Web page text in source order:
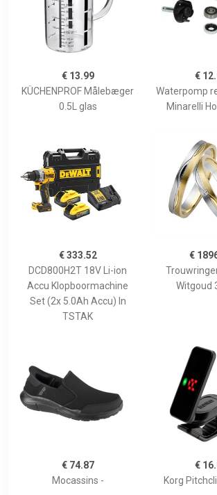
€ 13.99
KÜCHENPROF Målebæger
0.5L glas
€
Waterpomp
Minarelli
€ 333.52
DCD800H2T 18V Li-ion
Accu Klopboormachine
Set (2x 5.0Ah Accu) In
TSTAK
€
Witgoud
€ 74.87
Mocassins -
€
Korg